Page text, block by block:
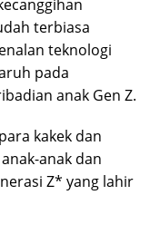
terbiasa
teknologi
pada
anak Gen Z.
kakek dan
anak dan
Z* yang lahir